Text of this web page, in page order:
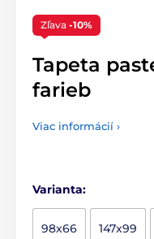
Zľava -10%
Tapeta
farieb
Viac informácií ›
Varianta:
98x66 147x99